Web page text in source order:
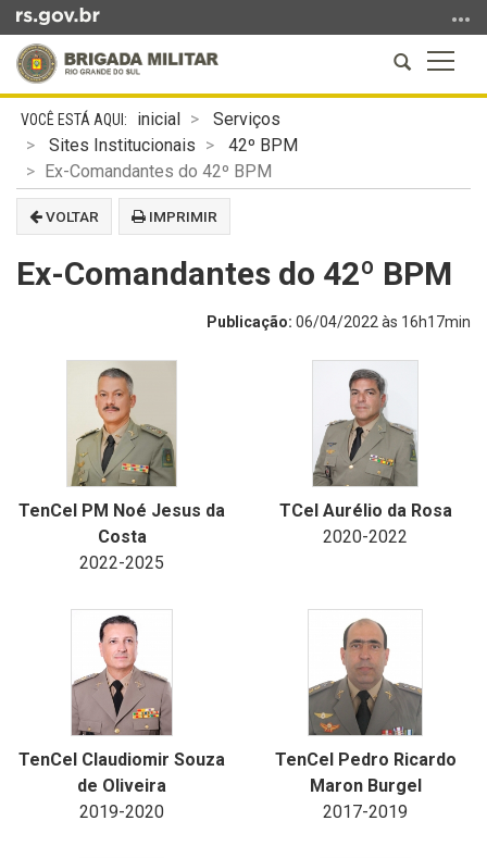
para
conteúdo
para
menu
a
Abrir
a
Início
conteúdo
inicial
Serviços
Sites Institucionais
42º BPM
Ex-Comandantes do 42º BPM
VOLTAR IMPRIMIR
Ex-Comandantes do 42º BPM
Publicação: 06/04/2022 às 16h17min
TenCel PM Noé Jesus da
Costa
2022-2025
TCel Aurélio da Rosa
2020-2022
TenCel Claudiomir Souza
de Oliveira
2019-2020
TenCel Pedro Ricardo
Maron Burgel
2017-2019